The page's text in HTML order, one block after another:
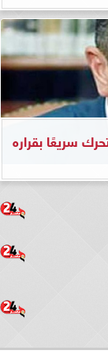
سريعًا بقراره